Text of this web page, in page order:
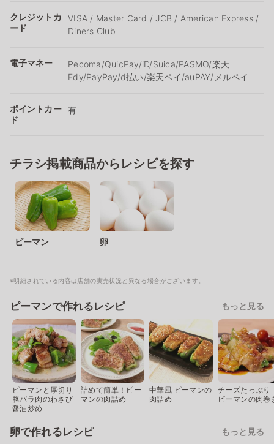
クレジットカ
ード
VISA / Master Card / JCB / American Express /
Diners Club
電子マネー
Pecoma/QuicPay/iD/Suica/PASMO/楽天
Edy/PayPay/d払い/楽天ペイ/auPAY/メルペイ
ポイントカー
ド
有
チラシ掲載商品からレシピを探す
ピーマン 卵
※明細されている内容は店舗の実売状況と異なる場合がございます。
ピーマンで作れるレシピ もっと見る
ピーマンと厚切り
豚バラ肉のわさび
醤油炒め
詰めて簡単！ピー
マンの肉詰め
中華風 ピーマンの
肉詰め
チーズたっぷり
ピーマンの肉巻
卵で作れるレシピ もっと見る